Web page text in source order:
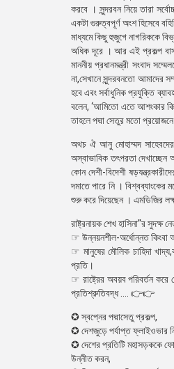
করবে । সুন্দরবন নিয়ে তারা
একটা গুরুত্বপূর্ণ অংশ হিসেবে
মাধ্যমে কিছু হুজুগে নাগরিককে
অধিক দূরে । আর এই প্রকল্প
মাননীয় প্রধানমন্ত্রী সংবাদ
না,সেখানে সুন্দরবনতো আমাদের
হবে এবং সর্বাধুনিক প্রযুক্তি
বলেন, ‘আমিতো এতে আশংকার
তাহলে পদ্মা সেতুর মতো
অথচ ঐ আনু মোহাম্মদ সাহেবদের
অস্বাভাবিক তৎপরতা দেখাচ্ছেন
কোন দেশী-বিদেশী
দমাতে পারে নি । বিশ্বব্যাংকের
শুরু করে দিয়েছেন । এমডিজির
রাষ্ট্রনায়ক শেখ হাসিনা’'র
☞ উন্নয়নশীল-অর্ধোন্নত কিংবা
☞ মানুষের মৌলিক চাহিদা
প্রতি।
☞ রাষ্ট্রের অবয়ব পরিবর্তন
প্রতিশ্রুতিবদ্ধ .... 👉👉
✪ স্বপ্নের পদ্মাসেতু প্রকল্প,
✪ দেশজুড়ে পর্যাপ্ত ফ্লাইওভার
✪ দেশের প্রতিটি মহাসড়ককে
উন্নীত করন,